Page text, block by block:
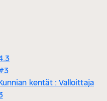
kentät : Valloittaja